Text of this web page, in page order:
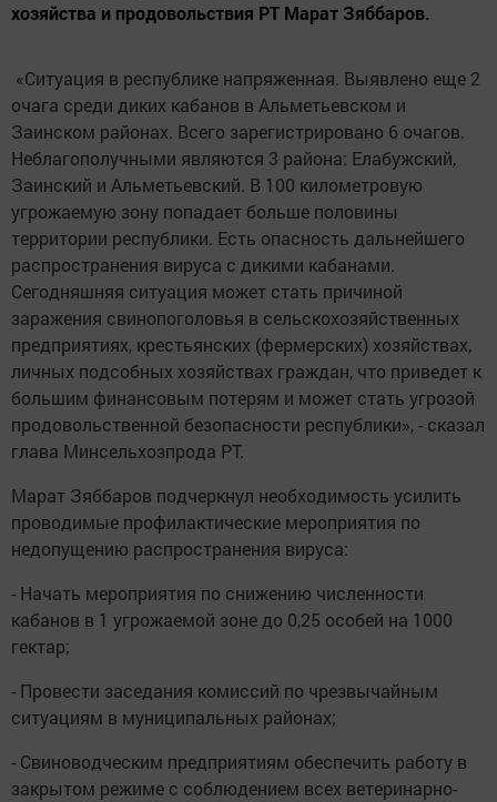
хозяйства и продовольствия РТ Марат Зяббаров.
«Ситуация в республике напряженная. Выявлено еще 2
очага среди диких кабанов в Альметьевском и
Заинском районах. Всего зарегистрировано 6 очагов.
Неблагополучными являются 3 района: Елабужский,
Заинский и Альметьевский. В 100 километровую
угрожаемую зону попадает больше половины
территории республики. Есть опасность дальнейшего
распространения вируса с дикими кабанами.
Сегодняшняя ситуация может стать причиной
заражения свинопоголовья в сельскохозяйственных
предприятиях, крестьянских (фермерских) хозяйствах,
личных подсобных хозяйствах граждан, что приведет к
большим финансовым потерям и может стать угрозой
продовольственной безопасности республики», - сказал
глава Минсельхозпрода РТ.
Марат Зяббаров подчеркнул необходимость усилить
проводимые профилактические мероприятия по
недопущению распространения вируса:
- Начать мероприятия по снижению численности
кабанов в 1 угрожаемой зоне до 0,25 особей на 1000
гектар;
- Провести заседания комиссий по чрезвычайным
ситуациям в муниципальных районах;
- Свиноводческим предприятиям обеспечить работу в
закрытом режиме с соблюдением всех ветеринарно-